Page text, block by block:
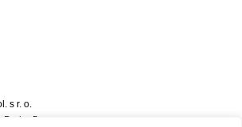
s r. o.
Praha 5